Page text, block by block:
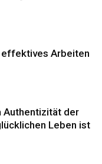
Arbeiten
Authentizität der
Leben ist